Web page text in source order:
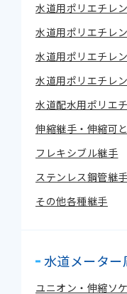
水道用ポリエチレ
水道用ポリエチレ
水道用ポリエチレ
水道用ポリエチレ
水道配水用ポリエ
伸縮継手・伸縮可
フレキシブル継手
ステンレス鋼管継手
その他各種継手
水道メータ
ユニオン・伸縮ソ